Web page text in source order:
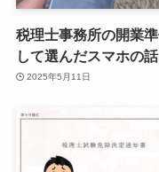
税理士事務所の開業
して選んだスマホの話
2025年5月11日